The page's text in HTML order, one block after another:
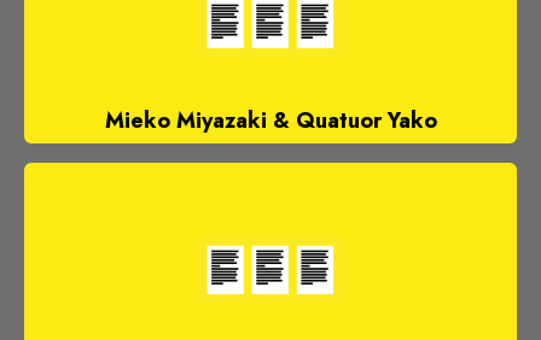
Mieko Miyazaki & Quatuor Yako